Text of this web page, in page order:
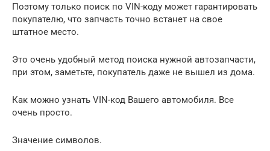
Поэтому только поиск по VIN-коду может гарантировать
покупателю, что запчасть точно встанет на свое
штатное место.
Это очень удобный метод поиска нужной автозапчасти,
при этом, заметьте, покупатель даже не вышел из дома.
Как можно узнать VIN-код Вашего автомобиля. Все
очень просто.
Значение символов.